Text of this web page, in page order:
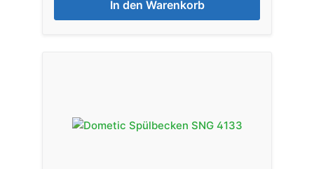
In den Warenkorb